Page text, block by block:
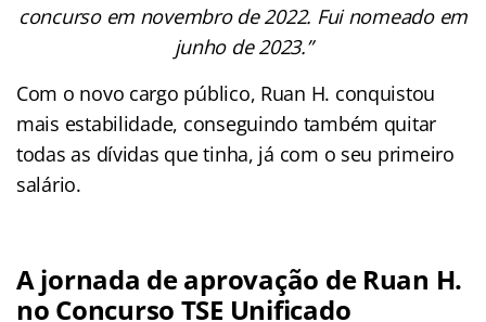
concurso em novembro de 2022. Fui nomeado em
junho de 2023.”
Com o novo cargo público, Ruan H. conquistou
mais estabilidade, conseguindo também quitar
todas as dívidas que tinha, já com o seu primeiro
salário.
A jornada de aprovação de Ruan H.
no Concurso TSE Unificado